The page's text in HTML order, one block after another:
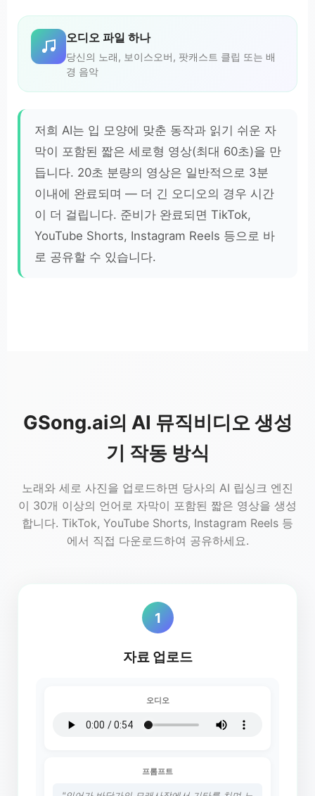
오디오 파일 하나
당신의 노래, 보이스오버, 팟캐스트 클립 또는 배
경 음악
저희 AI는 입 모양에 맞춘 동작과 읽기 쉬운 자
막이 포함된 짧은 세로형 영상(최대 60초)을 만
듭니다. 20초 분량의 영상은 일반적으로 3분
이내에 완료되며 — 더 긴 오디오의 경우 시간
이 더 걸립니다. 준비가 완료되면 TikTok,
YouTube Shorts, Instagram Reels 등으로 바
로 공유할 수 있습니다.
GSong.ai의 AI 뮤직비디오 생성
기 작동 방식
노래와 세로 사진을 업로드하면 당사의 AI 립싱크 엔진
이 30개 이상의 언어로 자막이 포함된 짧은 영상을 생성
합니다. TikTok, YouTube Shorts, Instagram Reels 등
에서 직접 다운로드하여 공유하세요.
1
자료 업로드
오디오
프롬프트